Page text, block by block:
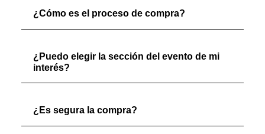
¿Cómo es el proceso de compra?
¿Puedo elegir la sección del evento de mi
interés?
¿Es segura la compra?